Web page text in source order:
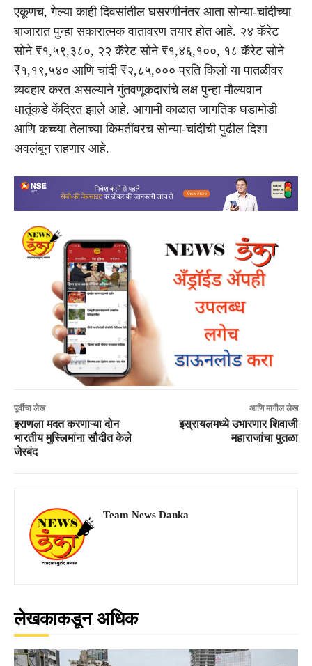
एकूणच, गेल्या काही दिवसांतील घसरणीनंतर आता सोन्या-चांदीच्या
बाजारात पुन्हा सकारात्मक वातावरण तयार होत आहे. २४ कॅरेट
सोने ₹१,५९,३८०, २२ कॅरेट सोने ₹१,४६,१००, १८ कॅरेट सोने
₹१,१९,५४० आणि चांदी ₹२,८५,००० प्रति किलो या पातळीवर
व्यवहार करत असल्याने गुंतवणूकदारांचे लक्ष पुन्हा मौल्यवान
धातूंकडे केंद्रित झाले आहे. आगामी काळात जागतिक घडामोडी
आणि कच्च्या तेलाच्या किमतींवरच सोन्या-चांदीची पुढील दिशा
अवलंबून राहणार आहे.
पूर्वीचा लेख
इराणला मदत करणाऱ्या दोन
भारतीय मुस्लिमांना सौदीत केले
जेरबंद
आणि मागील लेख
इस्रायलमध्ये उभारणार शिवाजी
महाराजांचा पुतळा
Team News Danka
लेखकाकडून अधिक